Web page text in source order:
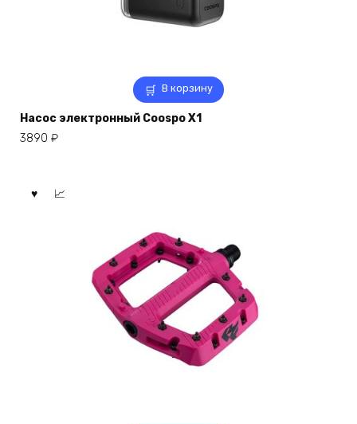
В корзину
Насос электронный Coospo X1
3890 ₽